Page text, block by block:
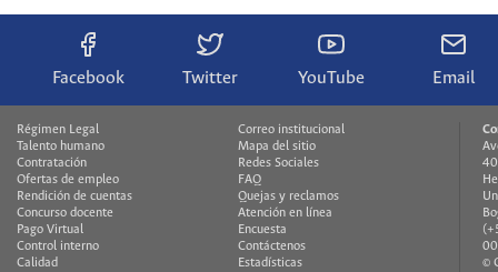
Facebook Twitter YouTube Email
Régimen Legal
Talento humano
Contratación
Ofertas de empleo
Rendición de cuentas
Concurso docente
Pago Virtual
Control interno
Calidad
Correo institucional
Mapa del sitio
Redes Sociales
FAQ
Quejas y reclamos
Atención en línea
Encuesta
Contáctenos
Estadísticas
©